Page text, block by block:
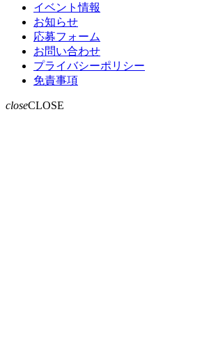
イベント情報
お知らせ
応募フォーム
お問い合わせ
プライバシーポリシー
免責事項
closeCLOSE